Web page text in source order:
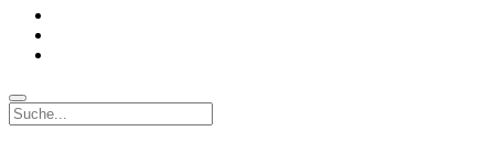
Suche